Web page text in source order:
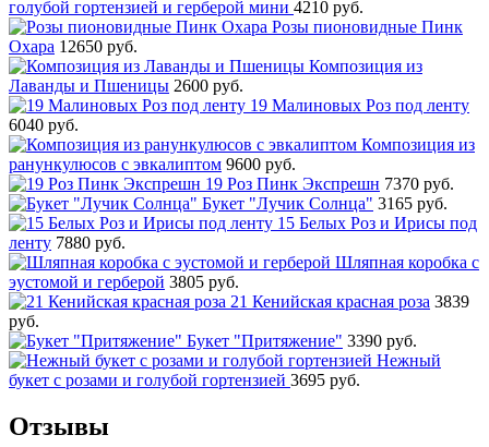
голубой гортензией и герберой мини 4210 руб.
Розы пионовидные Пинк
Охара 12650 руб.
Композиция из
Лаванды и Пшеницы 2600 руб.
19 Малиновых Роз под ленту
6040 руб.
Композиция из
ранункулюсов с эвкалиптом 9600 руб.
19 Роз Пинк Экспрешн 7370 руб.
Букет "Лучик Солнца" 3165 руб.
15 Белых Роз и Ирисы под
ленту 7880 руб.
Шляпная коробка с
эустомой и герберой 3805 руб.
21 Кенийская красная роза 3839
руб.
Букет "Притяжение" 3390 руб.
Нежный
букет с розами и голубой гортензией 3695 руб.
Отзывы